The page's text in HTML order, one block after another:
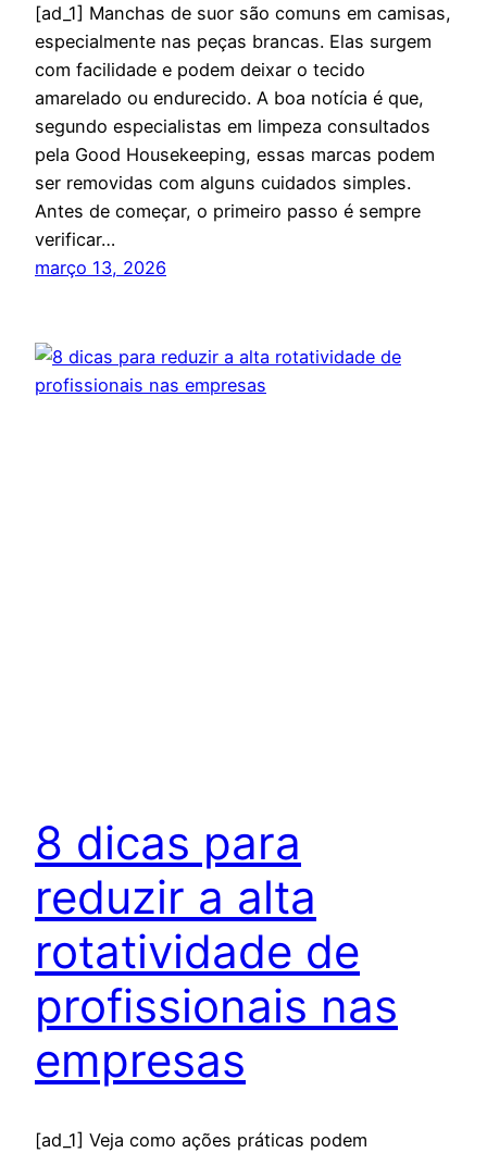
[ad_1] Manchas de suor são comuns em camisas,
especialmente nas peças brancas. Elas surgem
com facilidade e podem deixar o tecido
amarelado ou endurecido. A boa notícia é que,
segundo especialistas em limpeza consultados
pela Good Housekeeping, essas marcas podem
ser removidas com alguns cuidados simples.
Antes de começar, o primeiro passo é sempre
verificar…
março 13, 2026
8 dicas para
reduzir a alta
rotatividade de
profissionais nas
empresas
[ad_1] Veja como ações práticas podem